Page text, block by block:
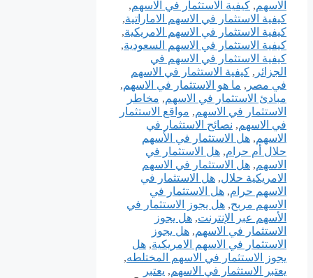
الاسهم, كيفية الاستثمار في الاسهم,
كيفية الاستثمار في الاسهم الاماراتية,
كيفية الاستثمار في الاسهم الامريكية,
كيفية الاستثمار في الاسهم السعودية,
كيفية الاستثمار في الاسهم في
الجزائر , كيفية الاستثمار في الاسهم
في مصر , ما هو الاستثمار في الاسهم,
مبادئ الاستثمار في الاسهم, مخاطر
الاستثمار في الاسهم, مواقع الاستثمار
في الاسهم, نصائح الاستثمار في
الاسهم, هل الاستثمار في الأسهم
حلال أم حرام, هل الاستثمار في
الاسهم, هل الاستثمار في الاسهم
الامريكية حلال, هل الاستثمار في
الاسهم حرام, هل الاستثمار في
الاسهم مربح, هل يجوز الاستثمار في
الأسهم عبر الإنترنت, هل يجوز
الاستثمار في الاسهم, هل يجوز
الاستثمار في الاسهم الامريكية, هل
يجوز الاستثمار في الاسهم المختلطه,
يعتبر الاستثمار في الاسهم, يعتبر